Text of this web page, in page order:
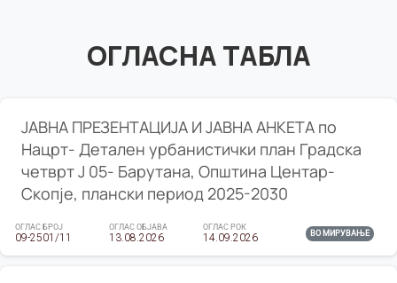
ОГЛАСНА ТАБЛА
ЈАВНА ПРЕЗЕНТАЦИЈА И ЈАВНА АНКЕТА по
Нацрт- Детален урбанистички план Градска
четврт Ј 05- Барутана, Општина Центар-
Скопје, плански период 2025-2030
ОГЛАС БРОЈ
09-2501/11
ОГЛАС ОБЈАВА
13.08.2026
ОГЛАС РОК
14.09.2026 ВО МИРУВАЊЕ